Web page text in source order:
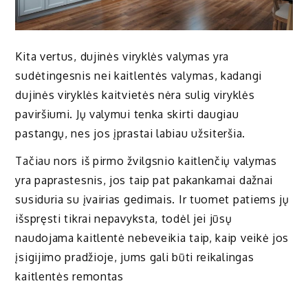
Kita vertus, dujinės viryklės valymas yra
sudėtingesnis nei kaitlentės valymas, kadangi
dujinės viryklės kaitvietės nėra sulig viryklės
paviršiumi. Jų valymui tenka skirti daugiau
pastangų, nes jos įprastai labiau užsiteršia.
Tačiau nors iš pirmo žvilgsnio kaitlenčių valymas
yra paprastesnis, jos taip pat pakankamai dažnai
susiduria su įvairias gedimais. Ir tuomet patiems jų
išspręsti tikrai nepavyksta, todėl jei jūsų
naudojama kaitlentė nebeveikia taip, kaip veikė jos
įsigijimo pradžioje, jums gali būti reikalingas
kaitlentės remontas